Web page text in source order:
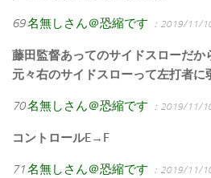
69名無しさん＠恐縮です ：2019/11/
藤田監督あってのサイドスローだか
元々右のサイドスローって左打者
70名無しさん＠恐縮です ：2019/11/
コントロールE→F
71名無しさん＠恐縮です ：2019/11/